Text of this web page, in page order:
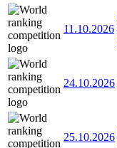
11.10.2026
24.10.2026
25.10.2026